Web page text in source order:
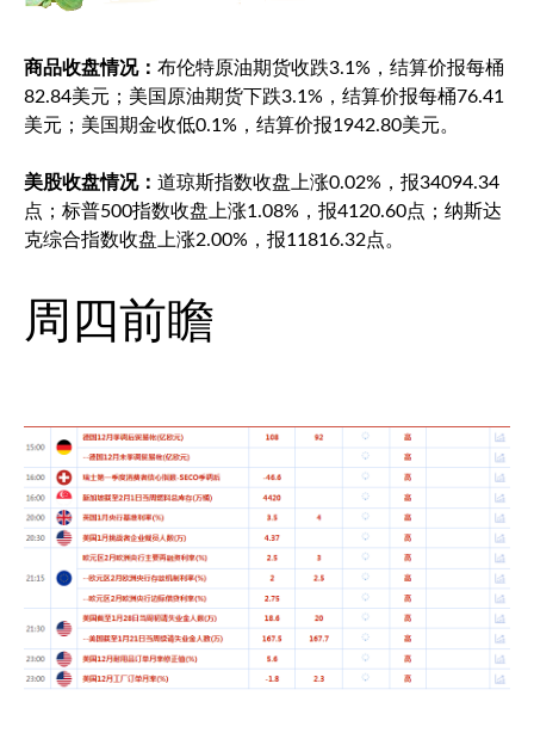
商品收盘情况： 布伦特原油期货收跌3.1%，结算价报每桶
82.84美元；美国原油期货下跌3.1%，结算价报每桶76.41
美元；美国期金收低0.1%，结算价报1942.80美元。
美股收盘情况： 道琼斯指数收盘上涨0.02%，报34094.34
点； 标普500指数收盘上涨1.08%，报4120.60点；纳斯达
克综合指数收盘上涨2.00%，报11816.32点。
周四前瞻